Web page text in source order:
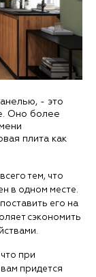
- это
Оно более
плита как
тем, что
в одном месте.
его на
сэкономить
при
придется